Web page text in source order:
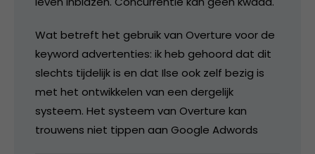
Wat betreft het gebruik van Overture voor de
keyword advertenties: ik heb gehoord dat dit
slechts tijdelijk is en dat Ilse ook zelf bezig is
met het ontwikkelen van een dergelijk
systeem. Het systeem van Overture kan
trouwens niet tippen aan Google Adwords